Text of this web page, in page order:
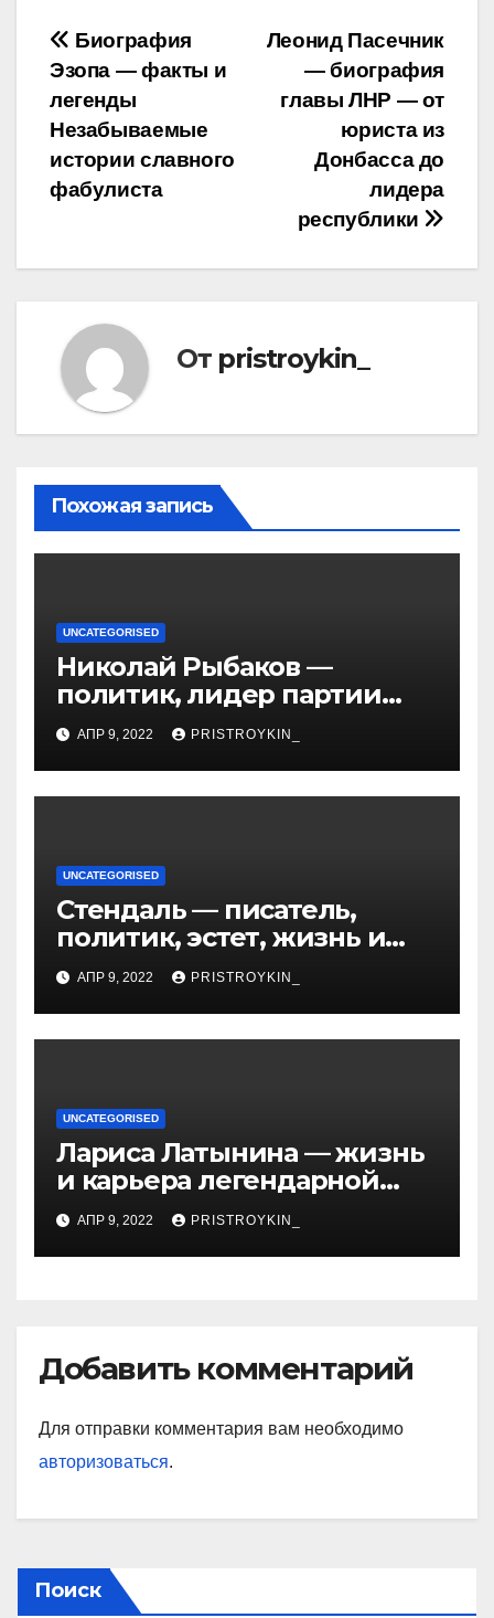
Навигация
по
записям
Леонид Пасечник
— биография
главы ЛНР — от
юриста из
Донбасса до
лидера
республики
Биография
Эзопа — факты и
легенды
Незабываемые
истории славного
фабулиста
От pristroykin_
Похожая запись
UNCATEGORISED
Николай Рыбаков —
политик, лидер партии
Яблоко и его биография
АПР 9, 2022 PRISTROYKIN_
UNCATEGORISED
Стендаль — писатель,
политик, эстет, жизнь и
творчество одного из
величайших литературных
гении XIX века
АПР 9, 2022 PRISTROYKIN_
UNCATEGORISED
Лариса Латынина — жизнь
и карьера легендарной
советской гимнастки,
установившей мировые
рекорды и завоевавшей
АПР 9, 2022 PRISTROYKIN_
Добавить комментарий
Для отправки комментария вам необходимо
авторизоваться.
Поиск